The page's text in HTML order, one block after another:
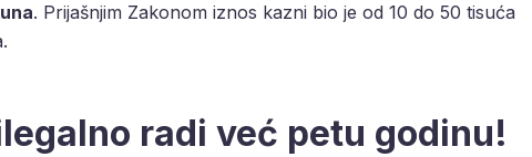
. Prijašnjim Zakonom iznos kazni bio je od 10 do 50 tisuća
radi već petu godinu!